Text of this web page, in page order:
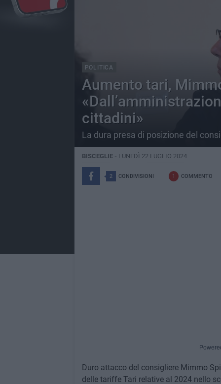
POLITICA
Aumento tari,
cittadini»
La dura presa di posizione del
BISCEGLIE - LUNEDÌ 22 LUGLIO 2024
2 CONDIVISIONI 1 COMMENTO
Duro attacco del consigliere Mimmo
delle tariffe Tari relative al 2024 nello